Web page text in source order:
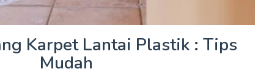
Karpet Lantai Plastik : Tips
Mudah